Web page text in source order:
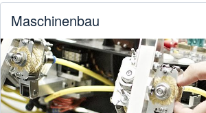
Maschinenbau